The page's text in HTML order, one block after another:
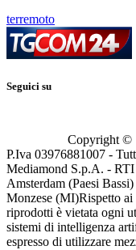
terremoto
Seguici su
Copyright ©
P.Iva 03976881007 -
Mediamond S.p.A. -
Amsterdam (Paesi
Monzese (MI)Rispetto ai
riprodotti è vietata ogni
sistemi di intelligenza
espresso di utilizzare